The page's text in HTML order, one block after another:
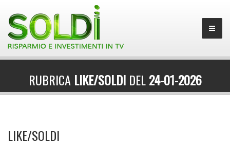
RUBRICA LIKE/SOLDIDEL24-01-2026
LIKE/SOLDI